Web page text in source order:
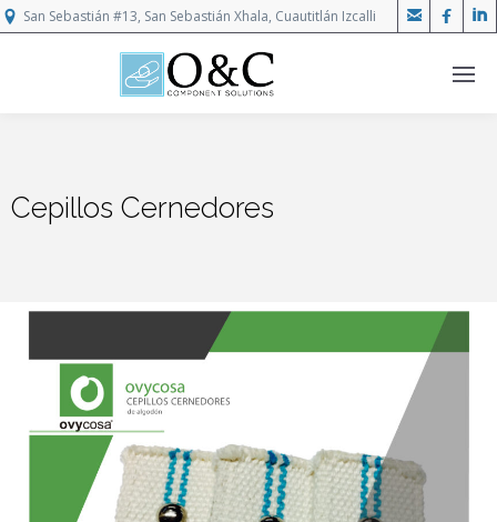
San Sebastián #13, San Sebastián Xhala, Cuautitlán Izcalli   
Cepillos Cernedores